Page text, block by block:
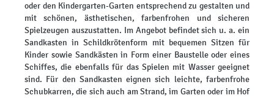
oder den Kindergarten-Garten entsprechend zu gestalten und
mit schönen, ästhetischen, farbenfrohen und sicheren
Spielzeugen auszustatten. Im Angebot befindet sich u. a. ein
Sandkasten in Schildkrötenform mit bequemen Sitzen für
Kinder sowie Sandkästen in Form einer Baustelle oder eines
Schiffes, die ebenfalls für das Spielen mit Wasser geeignet
sind. Für den Sandkasten eignen sich leichte, farbenfrohe
Schubkarren, die sich auch am Strand, im Garten oder im Hof